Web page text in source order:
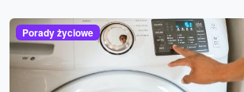
Porady życiowe